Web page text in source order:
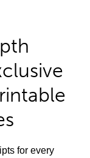
for every